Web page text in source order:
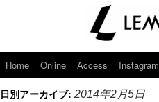
Home Online Access Instagram
日別アーカイブ: 2014年2月5日